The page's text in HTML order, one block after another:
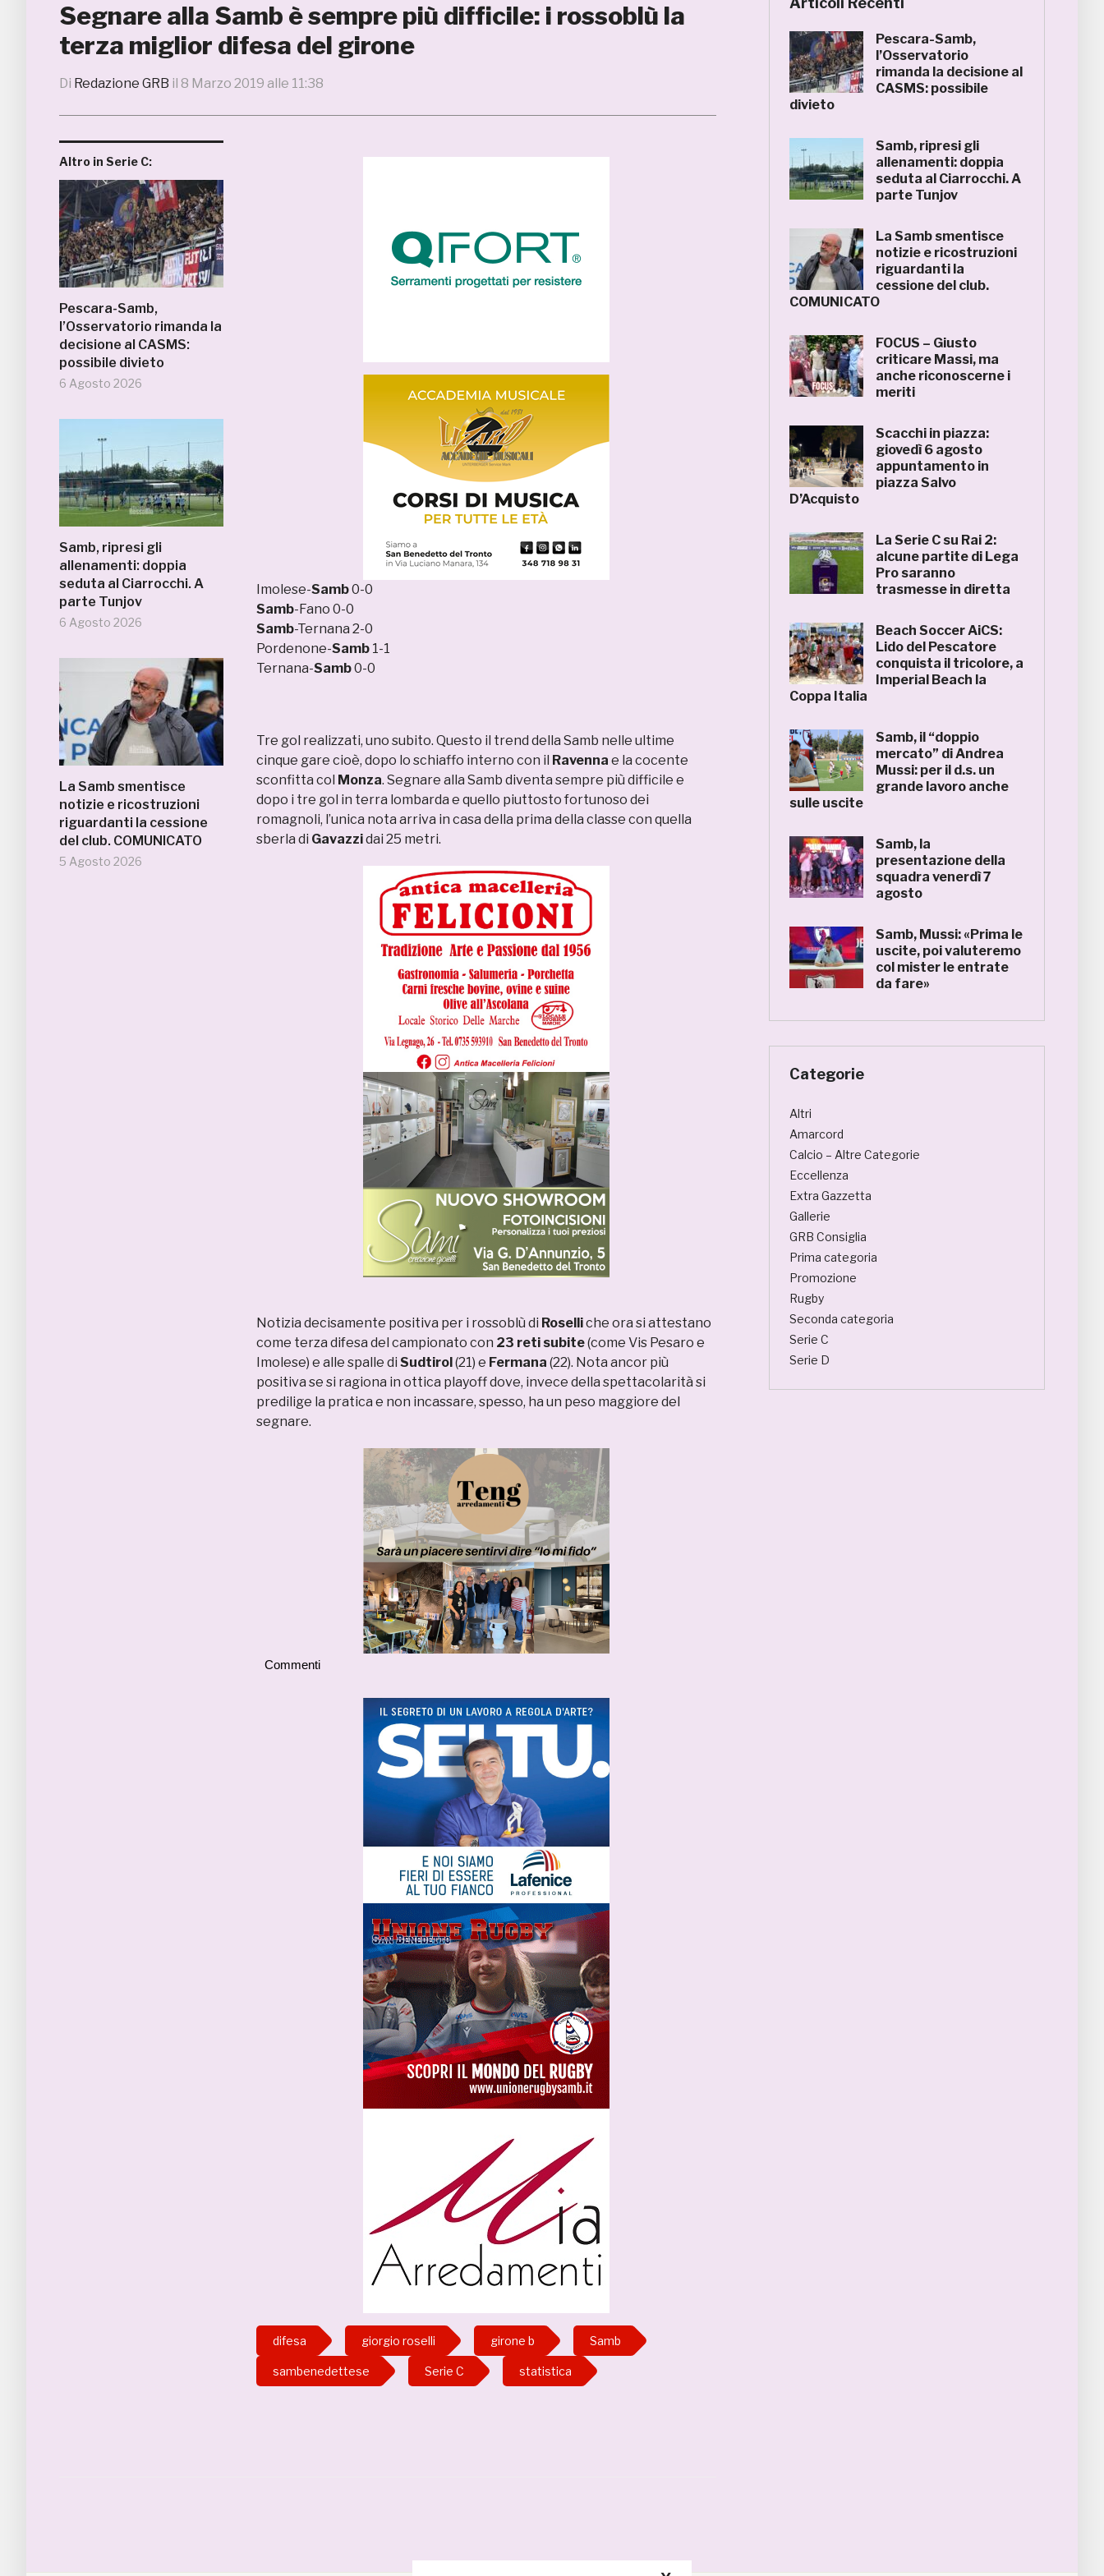
Segnare alla Samb è sempre più difficile: i rossoblù la
terza miglior difesa del girone
Di Redazione GRB il 8 Marzo 2019 alle 11:38
Altro in Serie C:
Pescara-Samb,
l’Osservatorio rimanda la
decisione al CASMS:
possibile divieto
6 Agosto 2026
Samb, ripresi gli
allenamenti: doppia
seduta al Ciarrocchi. A
parte Tunjov
6 Agosto 2026
La Samb smentisce
notizie e ricostruzioni
riguardanti la cessione
del club. COMUNICATO
5 Agosto 2026
Imolese-Samb0-0
Samb-Fano 0-0
Samb-Ternana 2-0
Pordenone-Samb 1-1
Ternana-Samb0-0
Tre gol realizzati, uno subito. Questo il trend della Samb nelle ultime
cinque gare cioè, dopo lo schiaffo interno con il Ravenna e la cocente
sconfitta col Monza. Segnare alla Samb diventa sempre più difficile e
dopo i tre gol in terra lombarda e quello piuttosto fortunoso dei
romagnoli, l’unica nota arriva in casa della prima della classe con quella
sberla di Gavazzidai 25 metri.
Notizia decisamente positiva per i rossoblù di Roselliche ora si attestano
come terza difesa del campionato con 23 reti subite(come Vis Pesaro e
Imolese) e alle spalle di Sudtirol(21) e Fermana (22). Nota ancor più
positiva se si ragiona in ottica playoff dove, invece della spettacolarità si
predilige la pratica e non incassare, spesso, ha un peso maggiore del
segnare.
Commenti
difesa giorgio roselli girone b Samb
sambenedettese Serie C statistica
Pescara-Samb,
l’Osservatorio
rimanda la decisione al
CASMS: possibile
divieto
Samb, ripresi gli
allenamenti: doppia
seduta al Ciarrocchi. A
parte Tunjov
La Samb smentisce
notizie e ricostruzioni
riguardanti la
cessione del club.
COMUNICATO
FOCUS – Giusto
criticare Massi, ma
anche riconoscerne i
meriti
Scacchi in piazza:
giovedì 6 agosto
appuntamento in
piazza Salvo
D’Acquisto
La Serie C su Rai 2:
alcune partite di Lega
Pro saranno
trasmesse in diretta
Beach Soccer AiCS:
Lido del Pescatore
conquista il tricolore, a
Imperial Beach la
Coppa Italia
Samb, il “doppio
mercato” di Andrea
Mussi: per il d.s. un
grande lavoro anche
sulle uscite
Samb, la
presentazione della
squadra venerdì 7
agosto
Samb, Mussi: «Prima le
uscite, poi valuteremo
col mister le entrate
da fare»
Categorie
Altri
Amarcord
Calcio – Altre Categorie
Eccellenza
Extra Gazzetta
Gallerie
GRB Consiglia
Prima categoria
Promozione
Rugby
Seconda categoria
Serie C
Serie D